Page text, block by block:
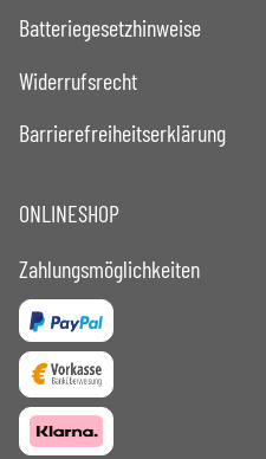
Batteriegesetzhinweise
Widerrufsrecht
Barrierefreiheitserklärung
ONLINESHOP
Zahlungsmöglichkeiten